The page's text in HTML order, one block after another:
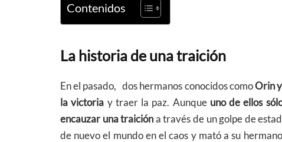
Contenidos
La historia de una traición
En el pasado, dos hermanos conocidos comoOrin y
la victoria y traer la paz. Aunque uno de ellos
encauzar una traición a través de un golpe de
de nuevo el mundo en el caos y mató a su